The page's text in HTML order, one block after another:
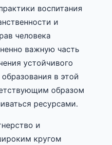
воспитания
и
человека
важную часть
устойчивого
в этой
образом
ресурсами.
и
кругом